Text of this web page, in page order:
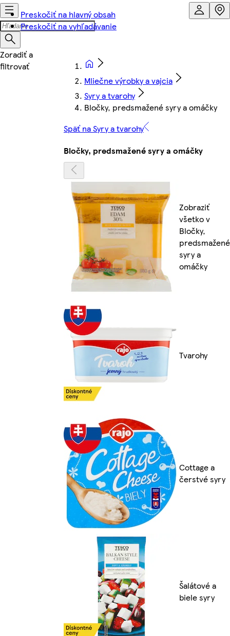
Preskočiť na hlavný obsah
Preskočiť na vyhľadávanie
Mliečne výrobky a vajcia
Syry a tvarohy
Bločky, predsmažené syry a omáčky
Späť na Syry a tvarohy
Bločky, predsmažené syry a omáčky
Zobraziť
všetko v
Bločky,
predsmažené
syry a
omáčky
Tvarohy
Cottage a
čerstvé syry
Šalátové a
biele syry